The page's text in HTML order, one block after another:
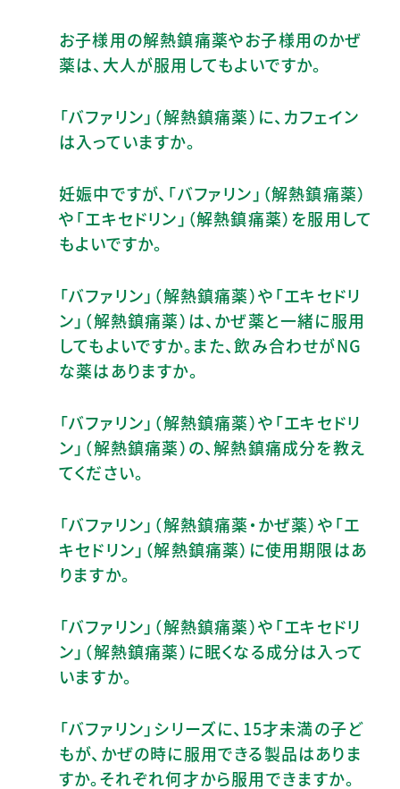
お子様用の解熱鎮痛薬やお子様用のかぜ
薬は、大人が服用してもよいですか。
「バファリン」（解熱鎮痛薬）に、カフェイン
は入っていますか。
妊娠中ですが、「バファリン」（解熱鎮痛薬）
や「エキセドリン」（解熱鎮痛薬）を服用して
もよいですか。
「バファリン」（解熱鎮痛薬）や「エキセドリ
ン」（解熱鎮痛薬）は、かぜ薬と一緒に服用
してもよいですか。また、飲み合わせがNG
な薬はありますか。
「バファリン」（解熱鎮痛薬）や「エキセドリ
ン」（解熱鎮痛薬）の、解熱鎮痛成分を教え
てください。
「バファリン」（解熱鎮痛薬・かぜ薬）や「エ
キセドリン」（解熱鎮痛薬）に使用期限はあ
りますか。
「バファリン」（解熱鎮痛薬）や「エキセドリ
ン」（解熱鎮痛薬）に眠くなる成分は入って
いますか。
「バファリン」シリーズに、15才未満の子ど
もが、かぜの時に服用できる製品はありま
すか。それぞれ何才から服用できますか。